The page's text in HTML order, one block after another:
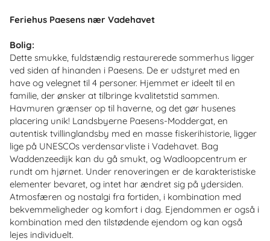
Feriehus Paesens nær Vadehavet
Bolig:
Dette smukke, fuldstændig restaurerede sommerhus ligger
ved siden af hinanden i Paesens. De er udstyret med en
have og velegnet til 4 personer. Hjemmet er ideelt til en
familie, der ønsker at tilbringe kvalitetstid sammen.
Havmuren grænser op til haverne, og det gør husenes
placering unik! Landsbyerne Paesens-Moddergat, en
autentisk tvillinglandsby med en masse fiskerihistorie, ligger
lige på UNESCOs verdensarvliste i Vadehavet. Bag
Waddenzeedijk kan du gå smukt, og Wadloopcentrum er
rundt om hjørnet. Under renoveringen er de karakteristiske
elementer bevaret, og intet har ændret sig på ydersiden.
Atmosfæren og nostalgi fra fortiden, i kombination med
bekvemmeligheder og komfort i dag. Ejendommen er også i
kombination med den tilstødende ejendom og kan også
lejes individuelt.